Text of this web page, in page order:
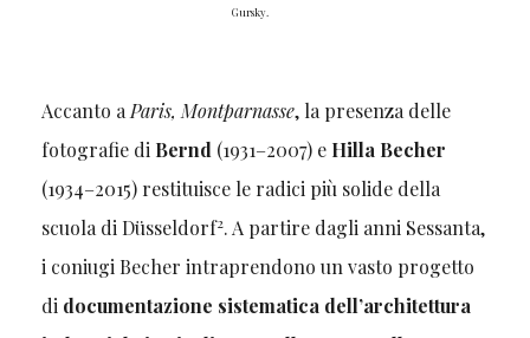
Gursky.
Accanto aParis, Montparnasse, la presenza delle
fotografie di Bernd (1931–2007) e Hilla Becher
(1934–2015) restituisce le radici più solide della
scuola di Düsseldorf2. A partire dagli anni Sessanta,
i coniugi Becher intraprendono un vasto progetto
di documentazione sistematica dell’architettura